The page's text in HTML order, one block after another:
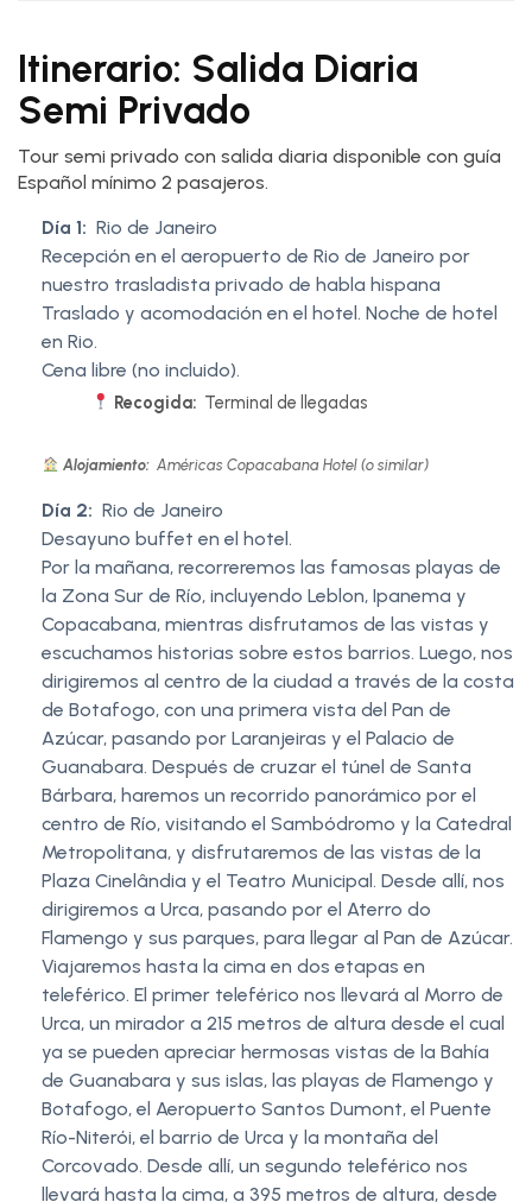
Itinerario: Salida Diaria
Semi Privado
Tour semi privado con salida diaria disponible con guía
Español mínimo 2 pasajeros.
Día 1: Rio de Janeiro
Recepción en el aeropuerto de Rio de Janeiro por
nuestro trasladista privado de habla hispana
Traslado y acomodación en el hotel. Noche de hotel
en Rio.
Cena libre (no incluido).
Recogida: Terminal de llegadas
Alojamiento: Américas Copacabana Hotel (o similar)
Día 2: Rio de Janeiro
Desayuno buffet en el hotel.
Por la mañana, recorreremos las famosas playas de
la Zona Sur de Río, incluyendo Leblon, Ipanema y
Copacabana, mientras disfrutamos de las vistas y
escuchamos historias sobre estos barrios. Luego, nos
dirigiremos al centro de la ciudad a través de la costa
de Botafogo, con una primera vista del Pan de
Azúcar, pasando por Laranjeiras y el Palacio de
Guanabara. Después de cruzar el túnel de Santa
Bárbara, haremos un recorrido panorámico por el
centro de Río, visitando el Sambódromo y la Catedral
Metropolitana, y disfrutaremos de las vistas de la
Plaza Cinelândia y el Teatro Municipal. Desde allí, nos
dirigiremos a Urca, pasando por el Aterro do
Flamengo y sus parques, para llegar al Pan de Azúcar.
Viajaremos hasta la cima en dos etapas en
teleférico. El primer teleférico nos llevará al Morro de
Urca, un mirador a 215 metros de altura desde el cual
ya se pueden apreciar hermosas vistas de la Bahía
de Guanabara y sus islas, las playas de Flamengo y
Botafogo, el Aeropuerto Santos Dumont, el Puente
Río-Niterói, el barrio de Urca y la montaña del
Corcovado. Desde allí, un segundo teleférico nos
llevará hasta la cima, a 395 metros de altura, desde